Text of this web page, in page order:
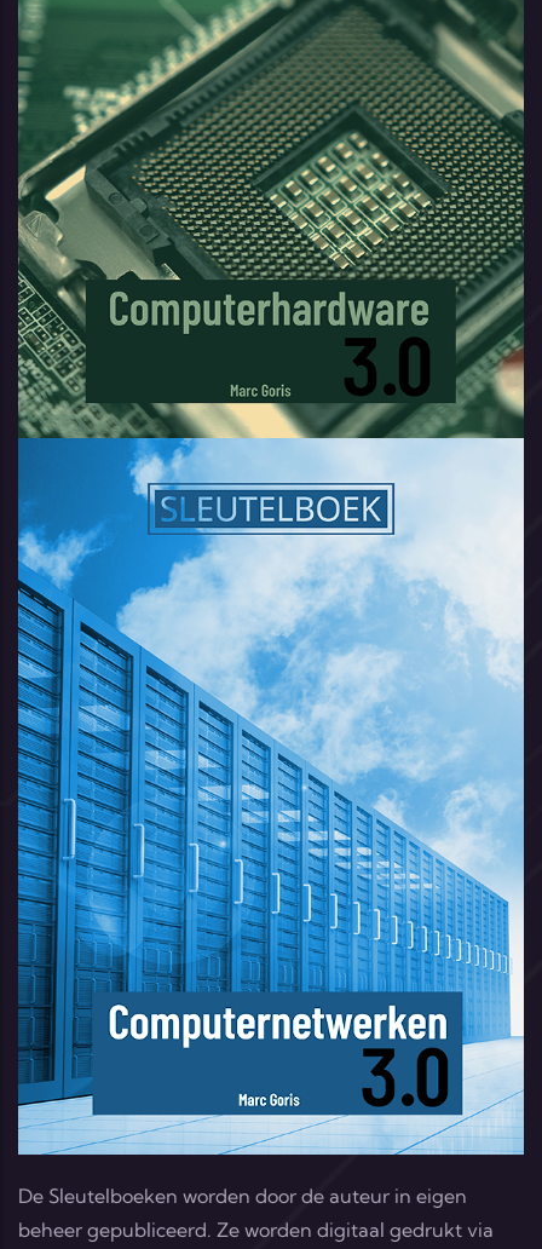
De Sleutelboeken worden door de auteur in eigen
beheer gepubliceerd. Ze worden digitaal gedrukt via